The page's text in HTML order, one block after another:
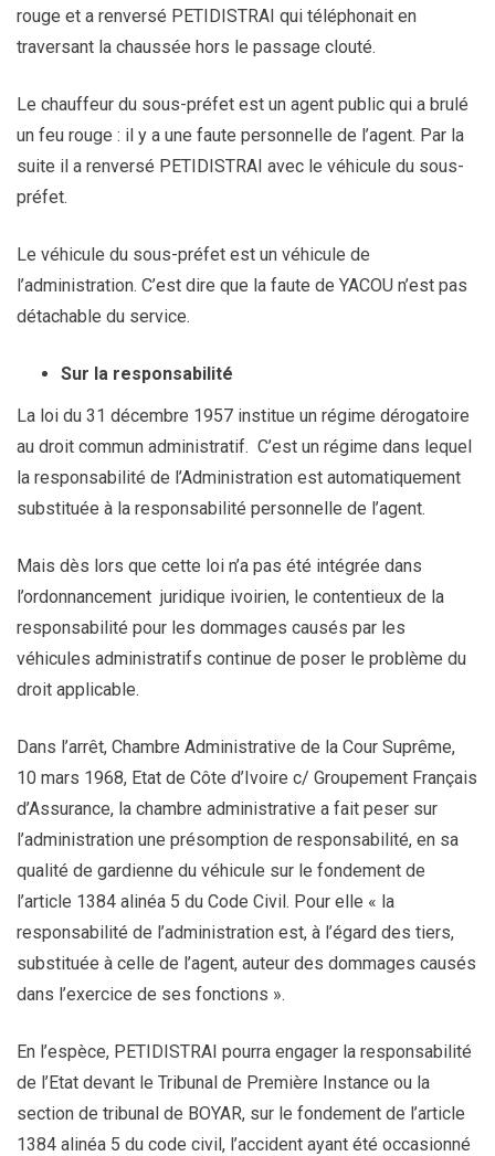
rouge et a renversé PETIDISTRAI qui téléphonait en
traversant la chaussée hors le passage clouté.
Le chauffeur du sous-préfet est un agent public qui a brulé
un feu rouge : il y a une faute personnelle de l’agent. Par la
suite il a renversé PETIDISTRAI avec le véhicule du sous-
préfet.
Le véhicule du sous-préfet est un véhicule de
l’administration. C’est dire que la faute de YACOU n’est pas
détachable du service.
Sur la responsabilité
La loi du 31 décembre 1957 institue un régime dérogatoire
au droit commun administratif. C’est un régime dans lequel
la responsabilité de l’Administration est automatiquement
substituée à la responsabilité personnelle de l’agent.
Mais dès lors que cette loi n’a pas été intégrée dans
l’ordonnancement juridique ivoirien, le contentieux de la
responsabilité pour les dommages causés par les
véhicules administratifs continue de poser le problème du
droit applicable.
Dans l’arrêt, Chambre Administrative de la Cour Suprême,
10 mars 1968, Etat de Côte d’Ivoire c/ Groupement Français
d’Assurance, la chambre administrative a fait peser sur
l’administration une présomption de responsabilité, en sa
qualité de gardienne du véhicule sur le fondement de
l’article 1384 alinéa 5 du Code Civil. Pour elle « la
responsabilité de l’administration est, à l’égard des tiers,
substituée à celle de l’agent, auteur des dommages causés
dans l’exercice de ses fonctions ».
En l’espèce, PETIDISTRAI pourra engager la responsabilité
de l’Etat devant le Tribunal de Première Instance ou la
section de tribunal de BOYAR, sur le fondement de l’article
1384 alinéa 5 du code civil, l’accident ayant été occasionné